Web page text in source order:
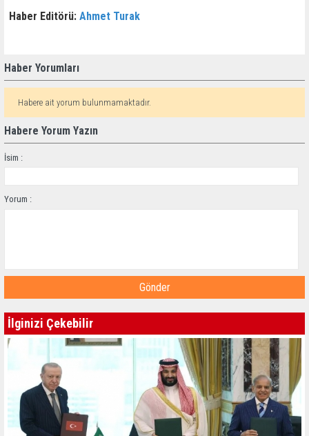
Haber Editörü: Ahmet Turak
Haber Yorumları
Habere ait yorum bulunmamaktadır.
Habere Yorum Yazın
İsim :
Yorum :
Gönder
İlginizi Çekebilir